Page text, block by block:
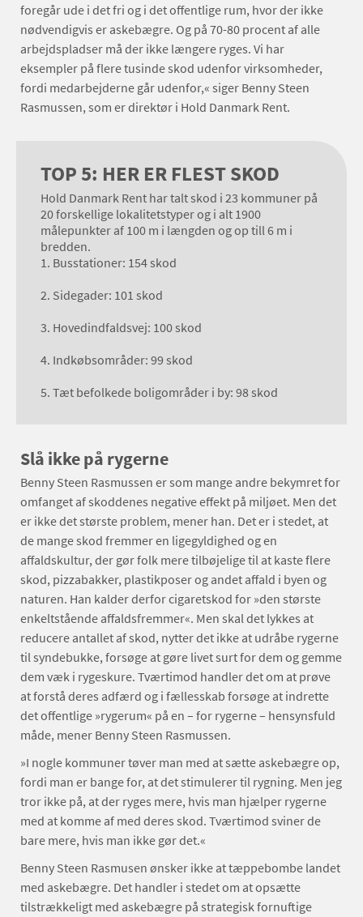
foregår ude i det fri og i det offentlige rum, hvor der ikke
nødvendigvis er askebægre. Og på 70-80 procent af alle
arbejdspladser må der ikke længere ryges. Vi har
eksempler på flere tusinde skod udenfor virksomheder,
fordi medarbejderne går udenfor,« siger Benny Steen
Rasmussen, som er direktør i Hold Danmark Rent.
TOP 5: HER ER FLEST SKOD
Hold Danmark Rent har talt skod i 23 kommuner på
20 forskellige lokalitetstyper og i alt 1900
målepunkter af 100 m i længden og op till 6 m i
bredden.
1. Busstationer: 154 skod
2. Sidegader: 101 skod
3. Hovedindfaldsvej: 100 skod
4. Indkøbsområder: 99 skod
5. Tæt befolkede boligområder i by: 98 skod
Slå ikke på rygerne
Benny Steen Rasmussen er som mange andre bekymret for
omfanget af skoddenes negative effekt på miljøet. Men det
er ikke det største problem, mener han. Det er i stedet, at
de mange skod fremmer en ligegyldighed og en
affaldskultur, der gør folk mere tilbøjelige til at kaste flere
skod, pizzabakker, plastikposer og andet affald i byen og
naturen. Han kalder derfor cigaretskod for »den største
enkeltstående affaldsfremmer«. Men skal det lykkes at
reducere antallet af skod, nytter det ikke at udråbe rygerne
til syndebukke, forsøge at gøre livet surt for dem og gemme
dem væk i rygeskure. Tværtimod handler det om at prøve
at forstå deres adfærd og i fællesskab forsøge at indrette
det offentlige »rygerum« på en – for rygerne – hensynsfuld
måde, mener Benny Steen Rasmussen.
»I nogle kommuner tøver man med at sætte askebægre op,
fordi man er bange for, at det stimulerer til rygning. Men jeg
tror ikke på, at der ryges mere, hvis man hjælper rygerne
med at komme af med deres skod. Tværtimod sviner de
bare mere, hvis man ikke gør det.«
Benny Steen Rasmusen ønsker ikke at tæppebombe landet
med askebægre. Det handler i stedet om at opsætte
tilstrækkeligt med askebægre på strategisk fornuftige